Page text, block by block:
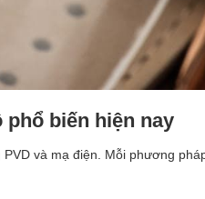
biến hiện nay
và mạ điện. Mỗi phương